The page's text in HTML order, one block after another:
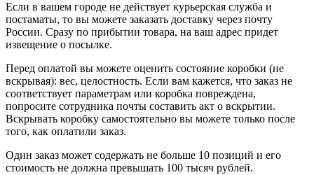
Если в вашем городе не действует курьерская служба и
постаматы, то вы можете заказать доставку через почту
России. Сразу по прибытии товара, на ваш адрес придет
извещение о посылке.
Перед оплатой вы можете оценить состояние коробки (не
вскрывая): вес, целостность. Если вам кажется, что заказ не
соответствует параметрам или коробка повреждена,
попросите сотрудника почты составить акт о вскрытии.
Вскрывать коробку самостоятельно вы можете только после
того, как оплатили заказ.
Один заказ может содержать не больше 10 позиций и его
стоимость не должна превышать 100 тысяч рублей.